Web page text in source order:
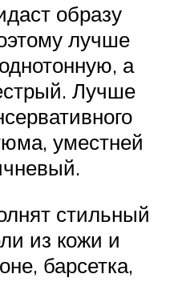
образу
лучше
а
Лучше
уместней
стильный
из кожи и
барсетка,